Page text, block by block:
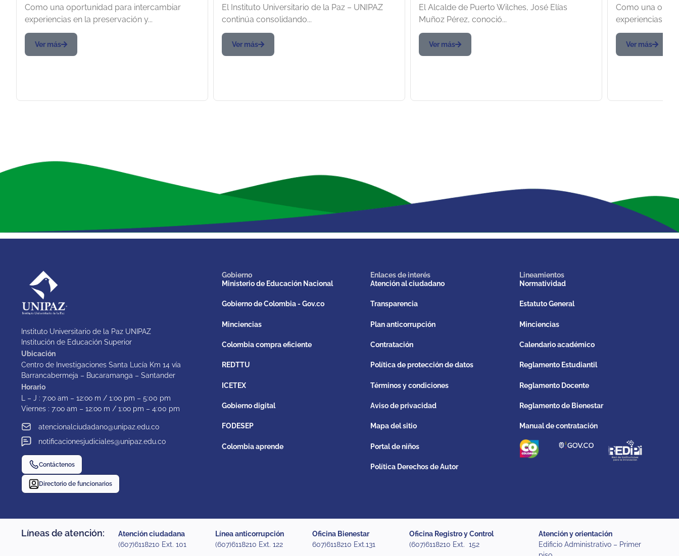
SICON 2024 “Experiencias en
intervenciones de
remediación” convocado por
Como una oportunidad para intercambiar
experiencias en la preservación y...
Ver más
en el Comité Territorial de
Santander
El Instituto Universitario de la Paz – UNIPAZ
continúa consolidando...
Ver más
Wilches
El Alcalde de Puerto Wilches, José Elías
Muñoz Pérez, conoció...
Ver más
SICON
Como una
experiencias en
Ver más
Instituto Universitario de la Paz UNIPAZ
Institución de Educación Superior
Ubicación
Centro de Investigaciones Santa Lucía Km 14 vía
Barrancabermeja – Bucaramanga – Santander
Horario
L – J : 7:oo am – 12:oo m / 1:oo pm – 5:00 pm
Viernes : 7:oo am – 12:oo m / 1:oo pm – 4:00 pm
atencionalciudadano@unipaz.edu.co
notificacionesjudiciales@unipaz.edu.co
Contáctenos
Directorio de funcionarios
Gobierno
Ministerio de Educación Nacional
Gobierno de Colombia - Gov.co
Minciencias
Colombia compra eficiente
REDTTU
ICETEX
Gobierno digital
FODESEP
Colombia aprende
Enlaces de interés
Atención al ciudadano
Transparencia
Plan anticorrupción
Contratación
Política de protección de datos
Términos y condiciones
Aviso de privacidad
Mapa del sitio
Portal de niños
Política Derechos de Autor
Lineamientos
Normatividad
Estatuto General
Minciencias
Calendario académico
Reglamento Estudiantil
Reglamento Docente
Reglamento de Bienestar
Manual de contratación
Líneas de atención:
Atención ciudadana
(607)6118210 Ext. 101
Línea anticorrupción
(607)6118210 Ext. 122
Oficina Bienestar
607)6118210 Ext.131
Oficina Registro y Control
(607)6118210 Ext. 152
Atención y orientación
Edificio Administrativo – Primer